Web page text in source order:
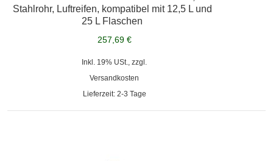
Stahlrohr, Luftreifen, kompatibel mit 12,5 L und
25 L Flaschen
257,69 €
Inkl. 19% USt., zzgl.
Versandkosten
Lieferzeit: 2-3 Tage